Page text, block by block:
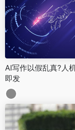
AI写作以假乱真?人
即发